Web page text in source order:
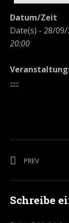
Datum/Zeit
Date(s) - 28/09/
20:00
---
PREVPOST:
Schreibe